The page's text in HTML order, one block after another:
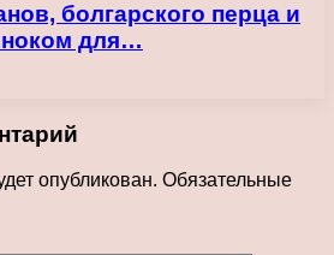
болгарского перца и
для…
опубликован. Обязательные